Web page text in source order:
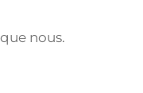
nous.